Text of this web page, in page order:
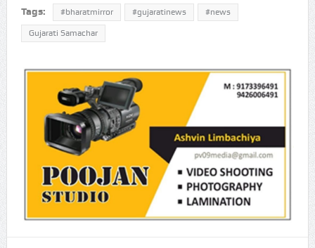
Tags: #bharatmirror #gujaratinews #news
Gujarati Samachar